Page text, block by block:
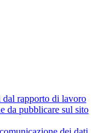
dal rapporto di lavoro
da pubblicare sul sito